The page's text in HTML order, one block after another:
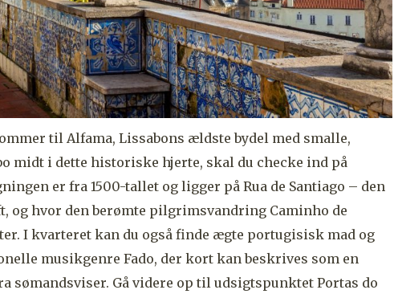
til Alfama, Lissabons ældste bydel med smalle,
midt i dette historiske hjerte, skal du checke ind på
er fra 1500-tallet og ligger på Rua de Santiago – den
og hvor den berømte pilgrimsvandring Caminho de
I kvarteret kan du også finde ægte portugisisk mad og
musikgenre Fado, der kort kan beskrives som en
sømandsviser. Gå videre op til udsigtspunktet Portas do